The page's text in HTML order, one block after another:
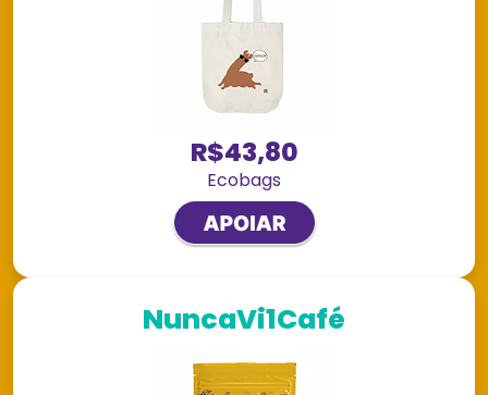
R$43,80
Ecobags
NuncaVi1Café